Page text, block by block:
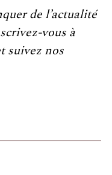
de l’actualité
vous à
suivez nos